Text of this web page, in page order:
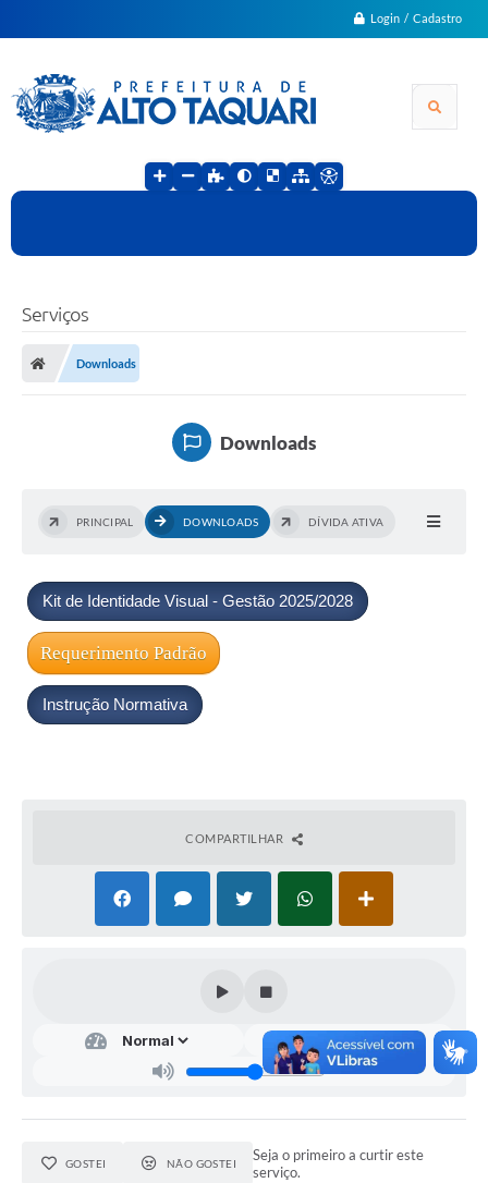
Login / Cadastro
Serviços
Downloads
Downloads
PRINCIPAL DOWNLOADS DÍVIDA ATIVA
Kit de Identidade Visual - Gestão 2025/2028
Requerimento Padrão
Instrução Normativa
COMPARTILHAR
GOSTEI NÃO GOSTEI
Seja o primeiro a curtir este
serviço.